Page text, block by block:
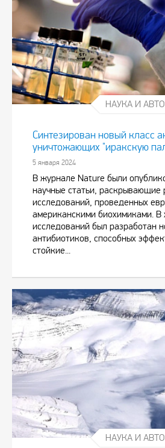
НАУКА И АВТО
Синтезирован новый класс
уничтожающих "иракскую
5 января 2024
В журнале Nature были
научные статьи, раскрывающие
исследований, проведенных
американскими биохимиками. В
исследований был разработан
антибиотиков, способных
стойкие...
НАУКА И АВТО